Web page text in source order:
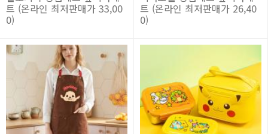
트 (온라인 최저판매가 33,00
0)
트 (온라인 최저판매가 26,40
0)